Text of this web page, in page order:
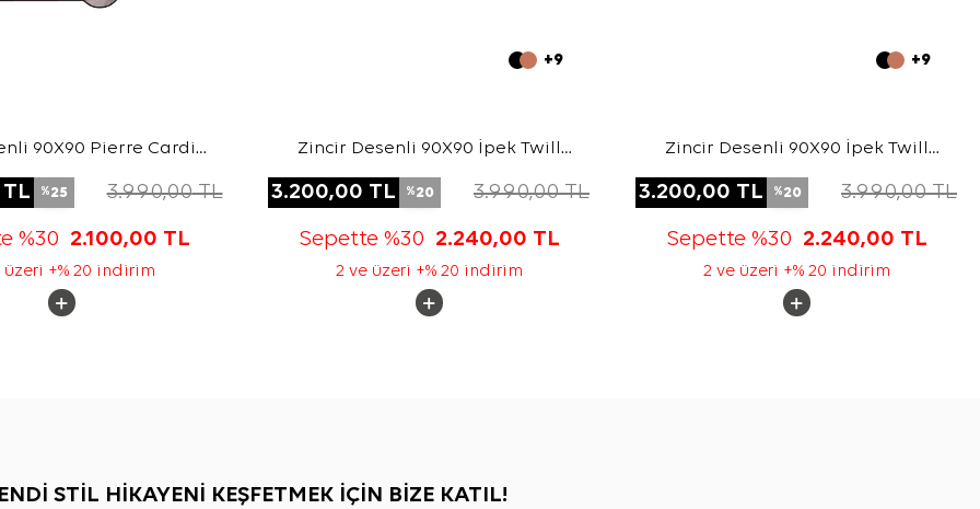
90X90 Pierre Cardin
%25 3.990,00TL
%30 2.100,00 TL
üzeri +% 20 indirim
+9
Zincir Desenli 90X90 İpek Twill
3.200,00 TL %20 3.990,00TL
Sepette %30 2.240,00 TL
2 ve üzeri +% 20 indirim
+9
Zincir Desenli 90X90 İpek Twill
3.200,00 TL %20 3.990,00TL
Sepette %30 2.240,00 TL
2 ve üzeri +% 20 indirim
STİL HİKAYENİ KEŞFETMEK İÇİN BİZE KATIL!